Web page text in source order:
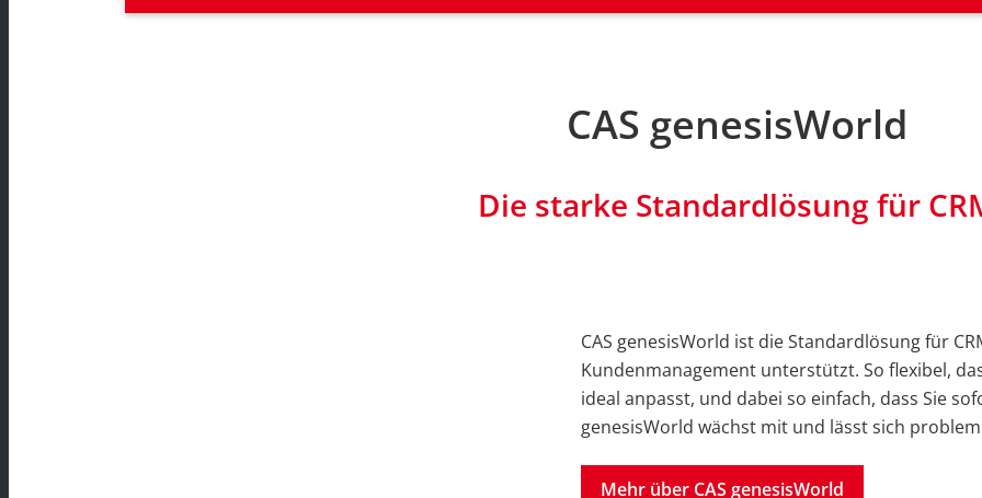
CAS genesisWorld
Die starke Standardlösung für
CAS genesisWorld ist die Standardlösung für
Kundenmanagement unterstützt. So flexibel,
ideal anpasst, und dabei so einfach, dass Sie
genesisWorld wächst mit und lässt sich
Mehr über CAS genesisWorld